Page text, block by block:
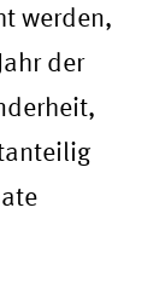
werden,
der